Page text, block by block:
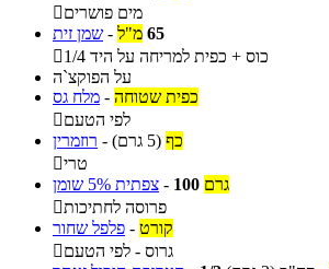
מים פושרים
שמן זית - 65 מ"ל

1/4 כוס + כפית למריחה על היד
על הפוקצ`ה
מלח גס - כפית שטוחה
לפי הטעם
רוזמרין - כף (5 גרם)
טרי
צפתית 5% שומן - 100 גרם
פרוסה לחתיכות
פלפל שחור - קורט
גרוס - לפי הטעם